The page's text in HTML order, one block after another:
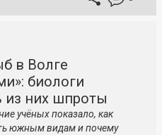
в Волге
биологи
из них шпроты
учёных показало, как
южным видам и почему